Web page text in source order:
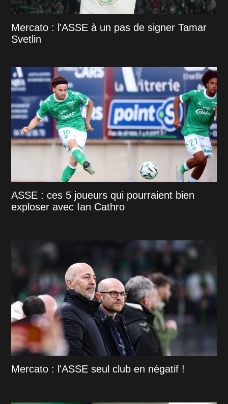
Mercato : l'ASSE à un pas de signer Tamar
Svetlin
ASSE : ces 5 joueurs qui pourraient bien
exploser avec Ian Cathro
Mercato : l'ASSE seul club en négatif !